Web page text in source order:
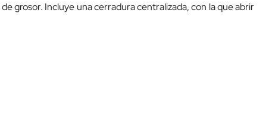
grosor. Incluye una cerradura centralizada, con la que abrir